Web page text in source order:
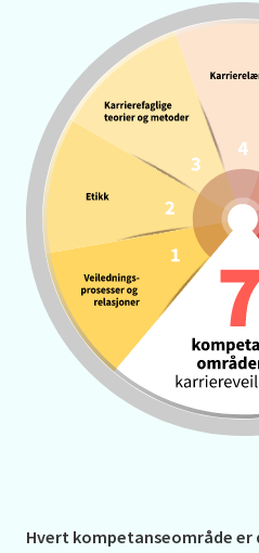
Hvert kompetanseområde er